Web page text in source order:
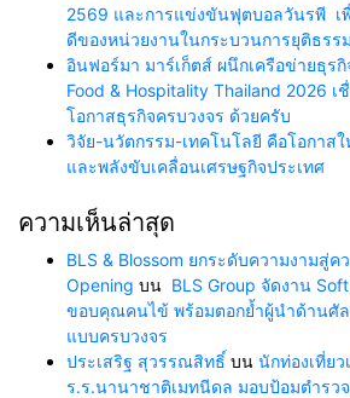
2569 และการแข่งขันฟุตบอลวันรพี เ
ดีของหน่วยงานในกระบวนการยุติธรรม
อินฟอร์มา มาร์เก็ตส์ ผนึกเครือข่ายธุรกิ
Food & Hospitality Thailand 2026
โอกาสธุรกิจครบวงจร ด้วยครับ
วิจัย-นวัตกรรม-เทคโนโลยี คือโอกาส
และพลังขับเคลื่อนเศรษฐกิจประเทศ
ความเห็นล่าสุด
BLS & Blossom ยกระดับความงามสู่
Opening บน BLS Group จัดงาน
ขอบคุณคนไข้ พร้อมตอกย้ำผู้นำด้านศัล
แบบครบวงจร
ประเสริฐ สุวรรณสิทธิ์ บน นักท่องเที่ย
ร.ร.นานาชาติเมทนีดล มอบป้อมตำรว